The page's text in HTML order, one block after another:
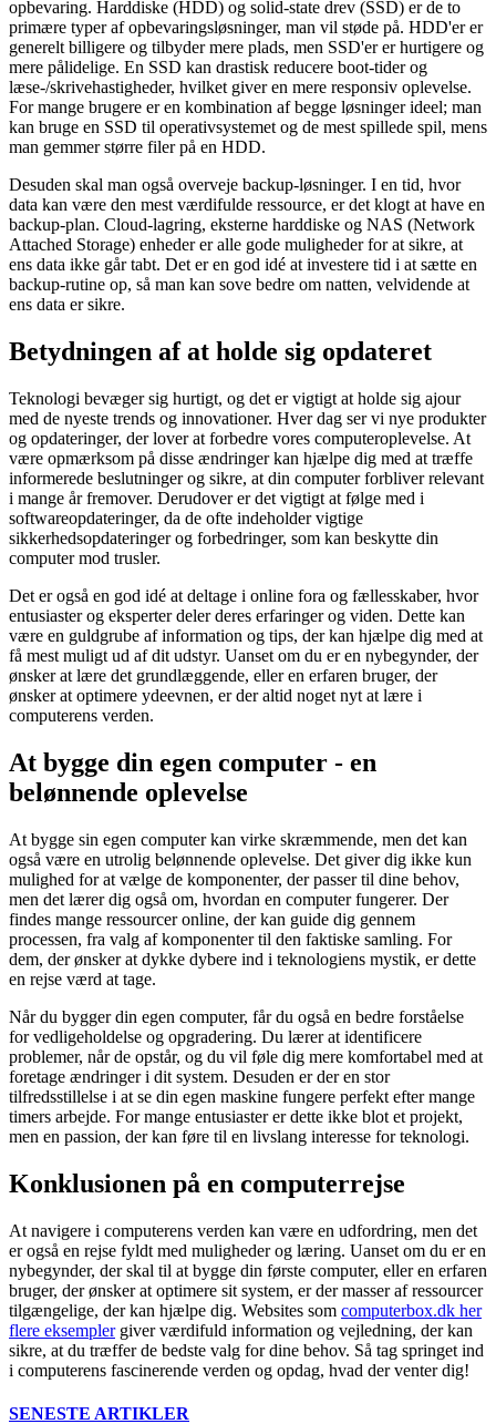
opbevaring. Harddiske (HDD) og solid-state drev (SSD) er de to
primære typer af opbevaringsløsninger, man vil støde på. HDD'er er
generelt billigere og tilbyder mere plads, men SSD'er er hurtigere og
mere pålidelige. En SSD kan drastisk reducere boot-tider og
læse-/skrivehastigheder, hvilket giver en mere responsiv oplevelse.
For mange brugere er en kombination af begge løsninger ideel; man
kan bruge en SSD til operativsystemet og de mest spillede spil, mens
man gemmer større filer på en HDD.
Desuden skal man også overveje backup-løsninger. I en tid, hvor
data kan være den mest værdifulde ressource, er det klogt at have en
backup-plan. Cloud-lagring, eksterne harddiske og NAS (Network
Attached Storage) enheder er alle gode muligheder for at sikre, at
ens data ikke går tabt. Det er en god idé at investere tid i at sætte en
backup-rutine op, så man kan sove bedre om natten, velvidende at
ens data er sikre.
Betydningen af at holde sig opdateret
Teknologi bevæger sig hurtigt, og det er vigtigt at holde sig ajour
med de nyeste trends og innovationer. Hver dag ser vi nye produkter
og opdateringer, der lover at forbedre vores computeroplevelse. At
være opmærksom på disse ændringer kan hjælpe dig med at træffe
informerede beslutninger og sikre, at din computer forbliver relevant
i mange år fremover. Derudover er det vigtigt at følge med i
softwareopdateringer, da de ofte indeholder vigtige
sikkerhedsopdateringer og forbedringer, som kan beskytte din
computer mod trusler.
Det er også en god idé at deltage i online fora og fællesskaber, hvor
entusiaster og eksperter deler deres erfaringer og viden. Dette kan
være en guldgrube af information og tips, der kan hjælpe dig med at
få mest muligt ud af dit udstyr. Uanset om du er en nybegynder, der
ønsker at lære det grundlæggende, eller en erfaren bruger, der
ønsker at optimere ydeevnen, er der altid noget nyt at lære i
computerens verden.
At bygge din egen computer - en
belønnende oplevelse
At bygge sin egen computer kan virke skræmmende, men det kan
også være en utrolig belønnende oplevelse. Det giver dig ikke kun
mulighed for at vælge de komponenter, der passer til dine behov,
men det lærer dig også om, hvordan en computer fungerer. Der
findes mange ressourcer online, der kan guide dig gennem
processen, fra valg af komponenter til den faktiske samling. For
dem, der ønsker at dykke dybere ind i teknologiens mystik, er dette
en rejse værd at tage.
Når du bygger din egen computer, får du også en bedre forståelse
for vedligeholdelse og opgradering. Du lærer at identificere
problemer, når de opstår, og du vil føle dig mere komfortabel med at
foretage ændringer i dit system. Desuden er der en stor
tilfredsstillelse i at se din egen maskine fungere perfekt efter mange
timers arbejde. For mange entusiaster er dette ikke blot et projekt,
men en passion, der kan føre til en livslang interesse for teknologi.
Konklusionen på en computerrejse
At navigere i computerens verden kan være en udfordring, men det
er også en rejse fyldt med muligheder og læring. Uanset om du er en
nybegynder, der skal til at bygge din første computer, eller en erfaren
bruger, der ønsker at optimere sit system, er der masser af ressourcer
tilgængelige, der kan hjælpe dig. Websites som computerbox.dk her
flere eksemplergiver værdifuld information og vejledning, der kan
sikre, at du træffer de bedste valg for dine behov. Så tag springet ind
i computerens fascinerende verden og opdag, hvad der venter dig!
SENESTE ARTIKLER